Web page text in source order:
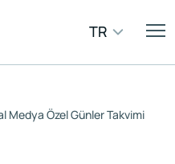
TR
Özel Günler Takvimi